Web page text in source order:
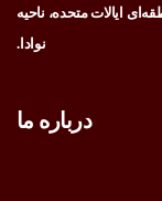
ایالات متحده، ناحیه
نوادا.
درباره ما